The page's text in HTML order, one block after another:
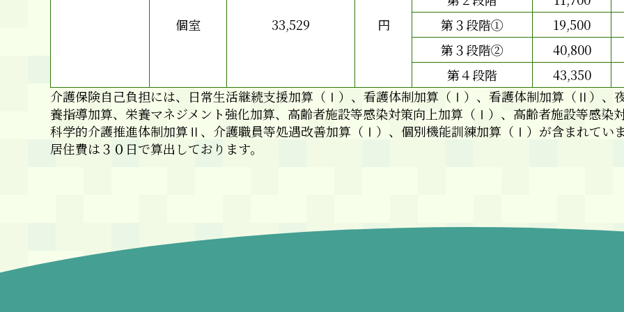
個室 33,529 円
第３段階①
19,500
第３段階②
40,800
第４段階
43,350
介護保険自己負担には、日常生活継続支援加算（Ⅰ）、看護体制加算（Ⅰ）、看護体制加算（Ⅱ）、
養指導加算、栄養マネジメント強化加算、高齢者施設等感染対策向上加算（Ⅰ）、高齢者施設等感
科学的介護推進体制加算Ⅱ、介護職員等処遇改善加算（Ⅰ）、個別機能訓練加算（Ⅰ）が含まれて
居住費は３０日で算出しております。